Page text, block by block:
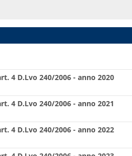
4 D.Lvo 240/2006 - anno 2020
4 D.Lvo 240/2006 - anno 2021
4 D.Lvo 240/2006 - anno 2022